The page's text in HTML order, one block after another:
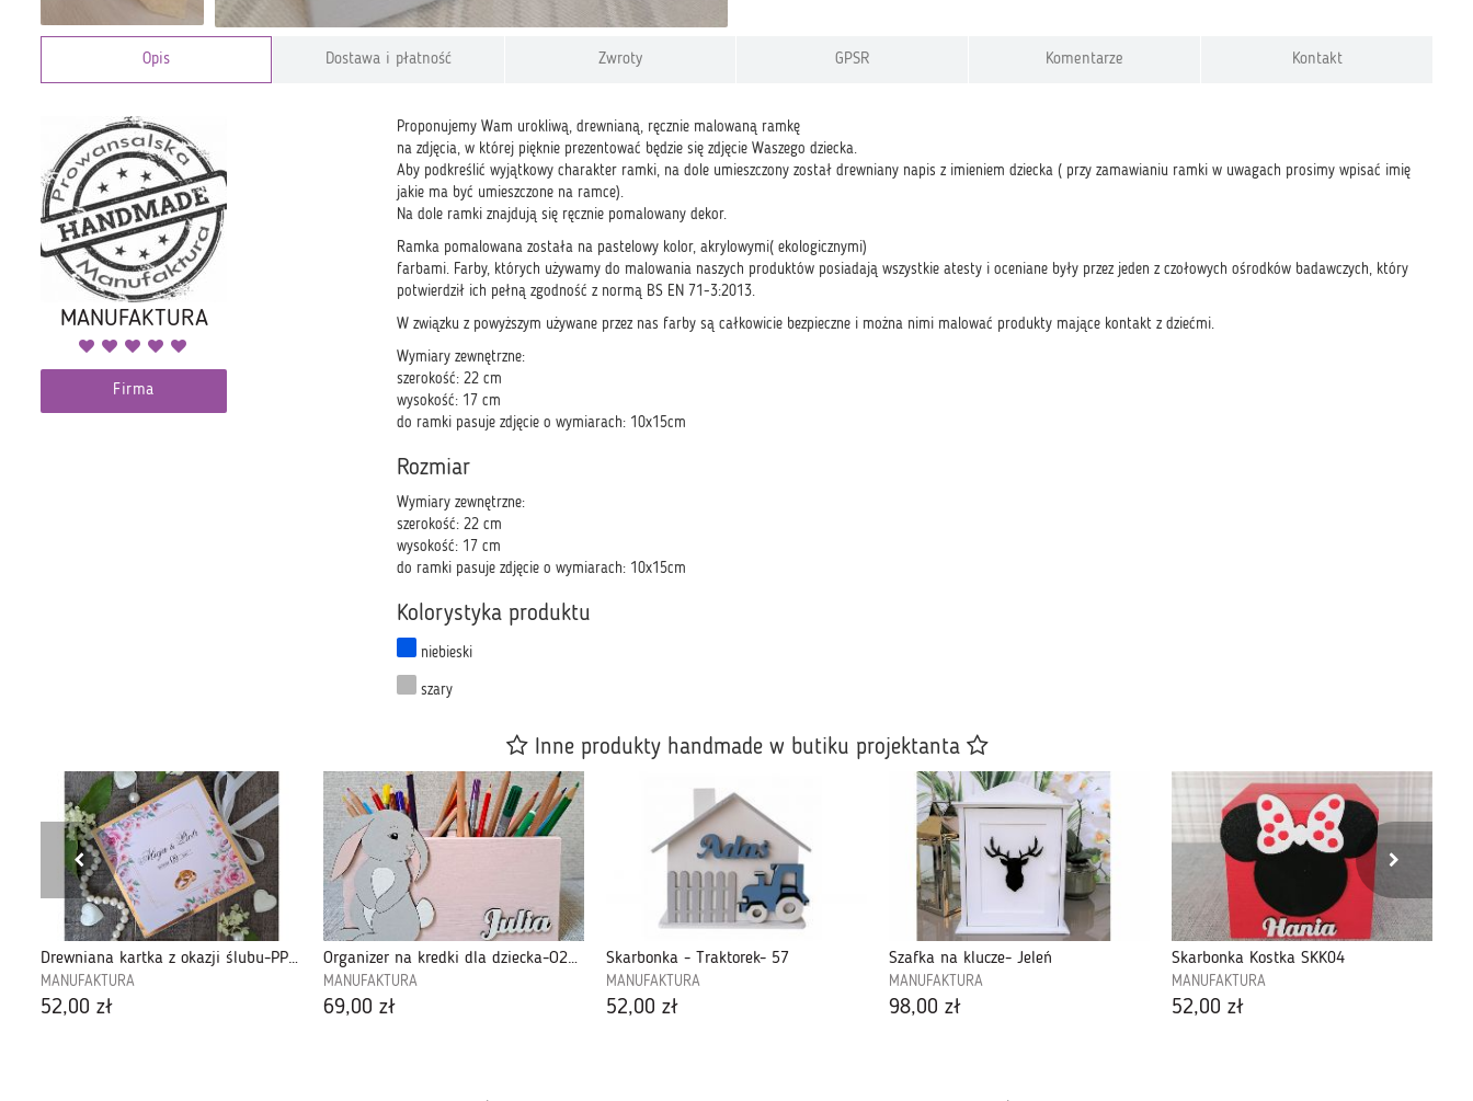
Opis Dostawa i płatność Zwroty GPSR Komentarze Kontakt
Proponujemy Wam urokliwą, drewnianą, ręcznie malowaną ramkę
na zdjęcia, w której pięknie prezentować będzie się zdjęcie Waszego dziecka.
Aby podkreślić wyjątkowy charakter ramki, na dole umieszczony został drewniany napis z imieniem dziecka ( przy zamawianiu ramki w uwagach prosimy wpisać imię
jakie ma być umieszczone na ramce).
Na dole ramki znajdują się ręcznie pomalowany dekor.
Ramka pomalowana została na pastelowy kolor, akrylowymi( ekologicznymi)
farbami. Farby, których używamy do malowania naszych produktów posiadają wszystkie atesty i oceniane były przez jeden z czołowych ośrodków badawczych, który
potwierdził ich pełną zgodność z normą BS EN 71-3:2013.
W związku z powyższym używane przez nas farby są całkowicie bezpieczne i można nimi malować produkty mające kontakt z dziećmi.
Wymiary zewnętrzne:
szerokość: 22 cm
wysokość: 17 cm
do ramki pasuje zdjęcie o wymiarach: 10x15cm
Rozmiar
Wymiary zewnętrzne:
szerokość: 22 cm
wysokość: 17 cm
do ramki pasuje zdjęcie o wymiarach: 10x15cm
Kolorystyka produktu
niebieski
szary
MANUFAKTURA
Firma
Inne produkty handmade w butiku projektanta
Drewniana kartka z okazji ślubu-PPS2307
MANUFAKTURA
52,00 zł
Organizer na kredki dla dziecka-O2K81
MANUFAKTURA
69,00 zł
Skarbonka - Traktorek- 57
MANUFAKTURA
52,00 zł
Szafka na klucze- Jeleń
MANUFAKTURA
98,00 zł
Skarbonka Kostka SKK04
MANUFAKTURA
52,00 zł